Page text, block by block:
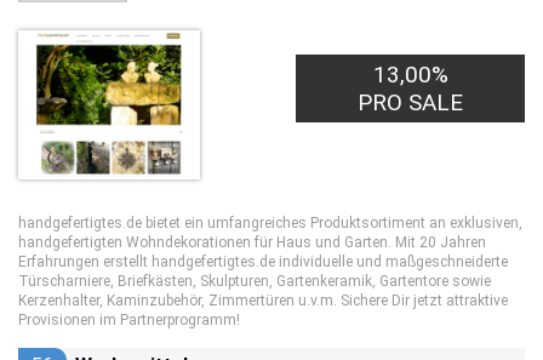
13,00%
PRO SALE
handgefertigtes.de bietet ein umfangreiches Produktsortiment an exklusiven,
handgefertigten Wohndekorationen für Haus und Garten. Mit 20 Jahren
Erfahrungen erstellt handgefertigtes.de individuelle und maßgeschneiderte
Türscharniere, Briefkästen, Skulpturen, Gartenkeramik, Gartentore sowie
Kerzenhalter, Kaminzubehör, Zimmertüren u.v.m. Sichere Dir jetzt attraktive
Provisionen im Partnerprogramm!